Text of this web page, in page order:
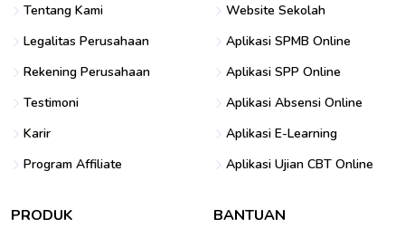
Tentang Kami
Legalitas Perusahaan
Rekening Perusahaan
Testimoni
Karir
Program Affiliate
Website Sekolah
Aplikasi SPMB Online
Aplikasi SPP Online
Aplikasi Absensi Online
Aplikasi E-Learning
Aplikasi Ujian CBT Online
PRODUK BANTUAN